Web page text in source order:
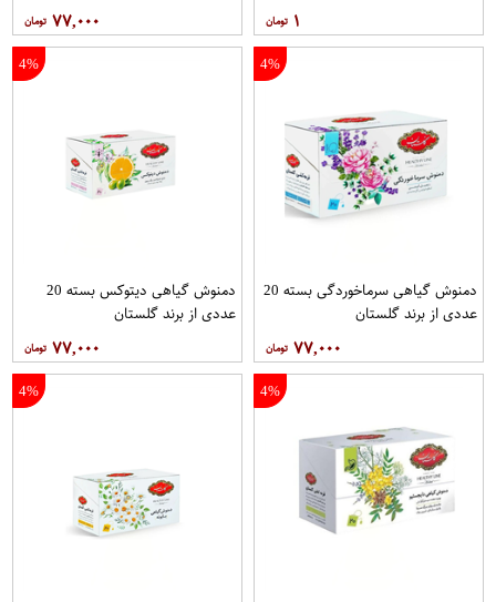
۱ ۷۷,۰۰۰
4%
دمنوش گیاهی سرماخوردگی بسته 20
عددی از برند گلستان
۷۷,۰۰۰
4%
دمنوش گیاهی دیتوکس بسته 20
عددی از برند گلستان
۷۷,۰۰۰
4%
4%